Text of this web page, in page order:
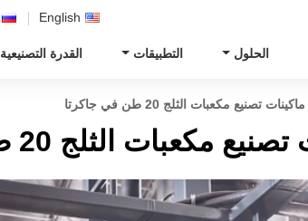
English
الحلول التطبيقات القدرة التصنيعية